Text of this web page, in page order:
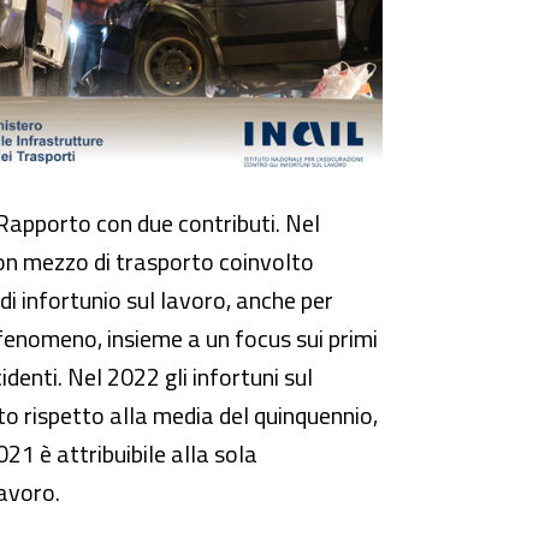
con due contributi. Nel
mezzo di trasporto coinvolto
infortunio sul lavoro, anche per
insieme a un focus sui primi
Nel 2022 gli infortuni sul
rispetto alla media del quinquennio,
è attribuibile alla sola